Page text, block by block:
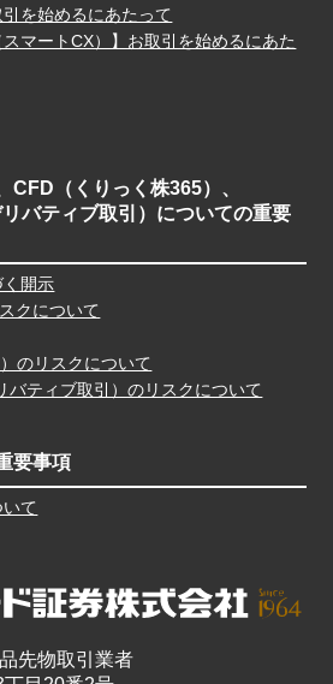
引を始めるにあたって
スマートCX）】お取引を始めるにあた
CFD（くりっく株365）、
バティブ取引）についての重要
開示
クについて
のリスクについて
バティブ取引）のリスクについて
要事項
て
先物取引業者